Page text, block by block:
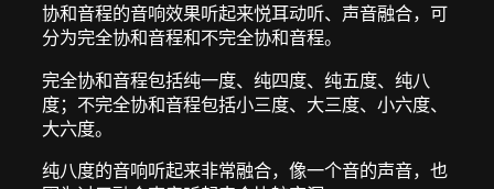
协和音程的音响效果听起来悦耳动听、声音融合，可
分为完全协和音程和不完全协和音程。
完全协和音程包括纯一度、纯四度、纯五度、纯八
度；不完全协和音程包括小三度、大三度、小六度、
大六度。
纯八度的音响听起来非常融合，像一个音的声音，也